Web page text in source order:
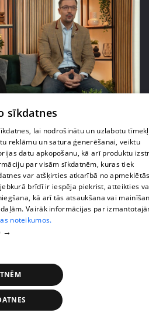
sīkdatnes
lai nodrošinātu un uzlabotu
reklāmu un satura ģenerēšanai, veiktu
datu apkopošanu, kā arī produktu
par visām sīkdatnēm, kuras tiek
var atšķirties atkarībā no
brīdī ir iespēja piekrist, atteikties
kā arī tās atsaukšana vai
Vairāk informācijas par
noteikumos.
→